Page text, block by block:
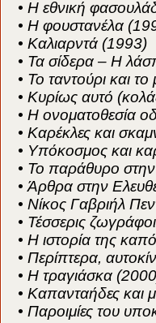
• Η εθνική
• Η φουστανέλα
• Καλιαρντά (1993)
• Τα σίδερα – Η
• Το ταντούρι και
• Κυρίως αυτό
• Η ονοματοθεσία
• Καρέκλες και
• Υπόκοσμος και
• Το παράθυρο
• Άρθρα στην
• Νίκος Γαβριήλ
• Τέσσερις
• Η ιστορία της
• Περίπτερα,
• Η τραγιάσκα
• Καπανταήδες και
• Παροιμίες του